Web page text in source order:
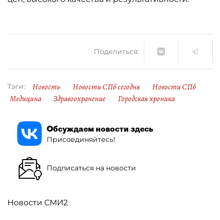
Поделиться:
Тэги: Новость Новости СПб сегодня
Новости СПб
Медицина
Здравоохранение Городская хроника
Обсуждаем новости здесь
Присоединяйтесь!
Подписаться на новости
Новости СМИ2